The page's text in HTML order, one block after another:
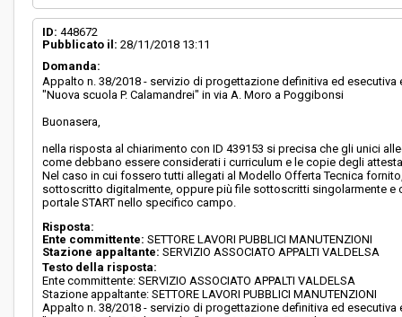
ID: 448672
Pubblicato il: 28/11/2018 13:11
Domanda:
Appalto n. 38/2018 - servizio di progettazione definitiva ed
"Nuova scuola P. Calamandrei" in via A. Moro a Poggibonsi
Buonasera,
nella risposta al chiarimento con ID 439153 si precisa che gli unici
come debbano essere considerati i curriculum e le copie degli
Nel caso in cui fossero tutti allegati al Modello Offerta Tecnica
sottoscritto digitalmente, oppure più file sottoscritti singolarmente e
portale START nello specifico campo.
Risposta:
Ente committente: SETTORE LAVORI PUBBLICI MANUTENZIONI
Stazione appaltante: SERVIZIO ASSOCIATO APPALTI VALDELSA
Testo della risposta:
Ente committente: SERVIZIO ASSOCIATO APPALTI VALDELSA
Stazione appaltante: SETTORE LAVORI PUBBLICI MANUTENZIONI
Appalto n. 38/2018 - servizio di progettazione definitiva ed